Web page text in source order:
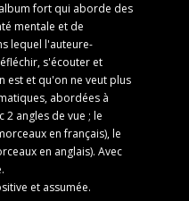
fort qui aborde des
mentale et de
lequel l'auteure-
s'écouter et
est et qu'on ne veut plus
abordées à
2 angles de vue ; le
en français), le
en anglais). Avec
et assumée.